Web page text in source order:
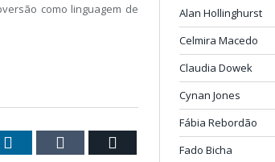
como linguagem de
LinkedIn Tumblr
Alan Hollinghurst
Celmira Macedo
Claudia Dowek
Cynan Jones
Fábia Rebordão
Fado Bicha